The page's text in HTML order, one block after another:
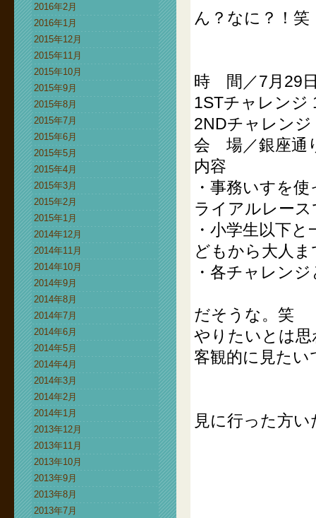
2016年2月
2016年1月
2015年12月
2015年11月
2015年10月
2015年9月
2015年8月
2015年7月
2015年6月
2015年5月
2015年4月
2015年3月
2015年2月
2015年1月
2014年12月
2014年11月
2014年10月
2014年9月
2014年8月
2014年7月
2014年6月
2014年5月
2014年4月
2014年3月
2014年2月
2014年1月
2013年12月
2013年11月
2013年10月
2013年9月
2013年8月
2013年7月
ん？なに？！笑
時 間／7月29
1STチャレンジ
2NDチャレン
会 場／銀座通
内容
・事務いすを
ライアルレー
・小学生以下
どもから大人
・各チャレン
だそうな。笑
やりたいとは
客観的に見た
見に行った方